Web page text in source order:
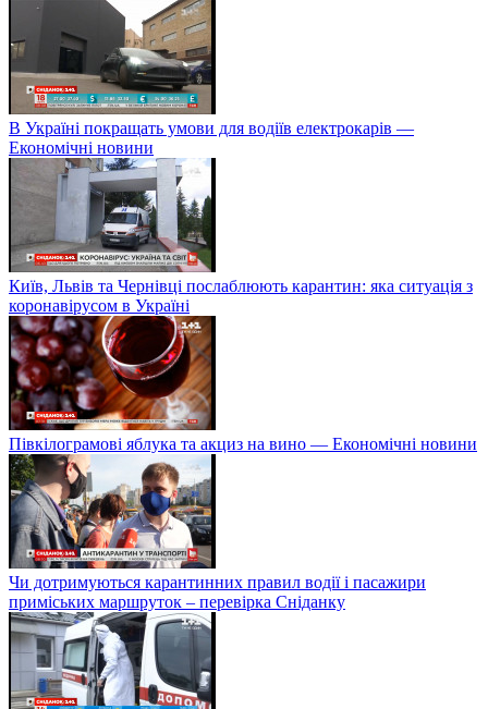
В Україні покращать умови для водіїв електрокарів —
Економічні новини
Київ, Львів та Чернівці послаблюють карантин: яка ситуація з
коронавірусом в Україні
Півкілограмові яблука та акциз на вино — Економічні новини
Чи дотримуються карантинних правил водії і пасажири
приміських маршруток – перевірка Сніданку